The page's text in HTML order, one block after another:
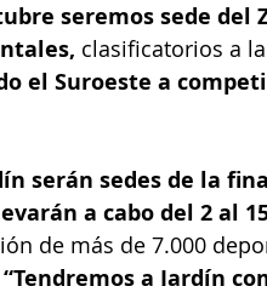
seremos sede del
clasificatorios a
el Suroeste a
serán sedes de la
a cabo del 2 al
de más de 7.000
“Tendremos a Jardín